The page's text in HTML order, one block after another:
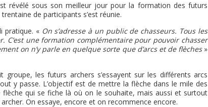
révélé sous son meilleur jour pour la formation des futurs
de participants s’est réunie.
pratique. « On s’adresse à un public de chasseurs. Tous les
une formation complémentaire pour pouvoir chasser
on n’y parle en quelque sorte que d’arcs et de flèches»
groupe, les futurs archers s’essayent sur les différents arcs
y passe. L’objectif est de mettre la flèche dans le mile des
qui se fiche là où on le souhaite, mais aussi et surtout
On essaye, encore et on recommence encore.